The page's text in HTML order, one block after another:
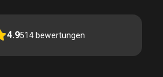
4.9514 bewertungen